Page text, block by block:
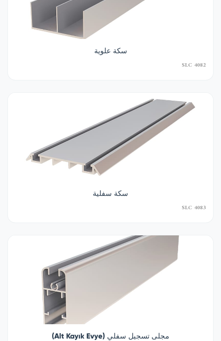
سكة علوية
SLC 4082
سكة سفلية
SLC 4083
مجلى تسجيل سفلي (Alt Kayık Evye)